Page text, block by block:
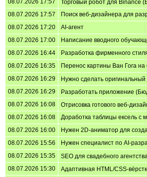
Торговый робот для Binance
08.07.2026 17:57
Поиск веб-дизайнера для
08.07.2026 17:20
AI-агент
08.07.2026 17:00
Написание вводного
08.07.2026 16:44
Разработка фирменного
08.07.2026 16:35
Перенос картины Ван Гога
08.07.2026 16:29
Нужно сделать
08.07.2026 16:29
Разработать приложение
08.07.2026 16:08
Отрисовка готового веб-
08.07.2026 16:08
Доработка таблицы ексель с
08.07.2026 16:00
Нужен 2D-аниматор для
08.07.2026 15:56
Нужен специалист по AI-
08.07.2026 15:35
SEO для свадебного
08.07.2026 15:30
Адаптивная HTML/CSS-